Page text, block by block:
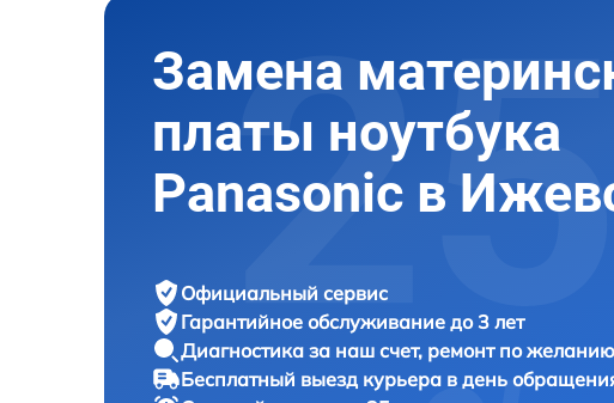
Замена
платы ноутбука
Panasonic в
Официальный сервис
Гарантийное обслуживание до 3 лет
Диагностика за наш счет, ремонт по желанию
Бесплатный выезд курьера в день